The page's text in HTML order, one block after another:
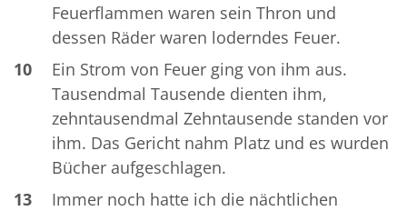
Feuerflammen waren sein Thron und
dessen Räder waren loderndes Feuer.
10
Ein Strom von Feuer ging von ihm aus.
Tausendmal Tausende dienten ihm,
zehntausendmal Zehntausende standen vor
ihm. Das Gericht nahm Platz und es wurden
Bücher aufgeschlagen.
13
Immer noch hatte ich die nächtlichen